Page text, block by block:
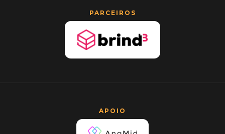
PARCEIROS
APOIO